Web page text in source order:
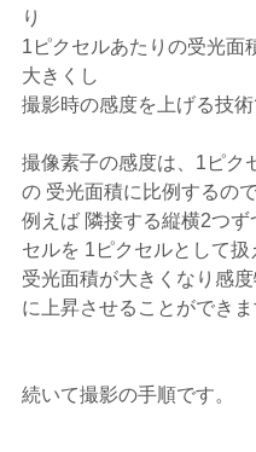
り
1ピクセルあたりの受光面
大きくし
撮影時の感度を上げる技術
撮像素子の感度は、1ピク
の 受光面積に比例するの
例えば 隣接する縦横2つず
セルを 1ピクセルとして扱
受光面積が大きくなり感
に上昇させることができま
続いて撮影の手順です。